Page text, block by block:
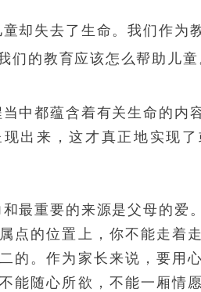
却失去了生命。我们作为
们的教育应该怎么帮助儿童
中都蕴含着有关生命的内
出来，这才真正地实现
最重要的来源是父母的爱
点的位置上，你不能走着
的。作为家长来说，要用
能随心所欲，不能一厢情